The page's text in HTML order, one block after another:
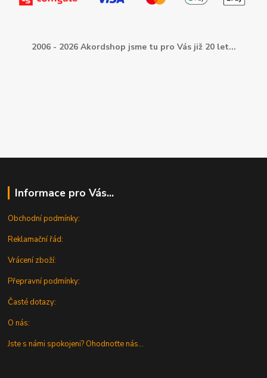
2006 - 2026 Akordshop jsme tu pro Vás již 20 let...
Informace pro Vás...
Obchodní podmínky:
Reklamační řád:
Vrácení zboží:
Přepravní podmínky:
Časté dotazy:
O nás:
Jste s námi spokojeni? Ohodnoťte nás...